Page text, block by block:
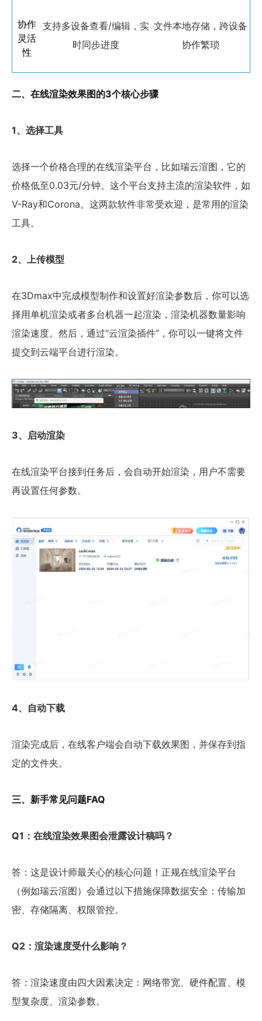
协作
灵活
性
支持多设备查看/编辑，实
时同步进度
文件本地存储，跨设备
协作繁琐
二、在线渲染效果图的3个核心步骤
1、选择工具
选择一个价格合理的在线渲染平台，比如瑞云渲图，它的
价格低至0.03元/分钟。这个平台支持主流的渲染软件，如
V-Ray和Corona。这两款软件非常受欢迎，是常用的渲染
工具。
2、上传模型
在3Dmax中完成模型制作和设置好渲染参数后，你可以选
择用单机渲染或者多台机器一起渲染，渲染机器数量影响
渲染速度。然后，通过“云渲染插件”，你可以一键将文件
提交到云端平台进行渲染。
3、启动渲染
在线渲染平台接到任务后，会自动开始渲染，用户不需要
再设置任何参数。
4、自动下载
渲染完成后，在线客户端会自动下载效果图，并保存到指
定的文件夹。
三、新手常见问题FAQ
Q1：在线渲染效果图会泄露设计稿吗？
答：这是设计师最关心的核心问题！正规在线渲染平台
（例如瑞云渲图）会通过以下措施保障数据安全：传输加
密、存储隔离、权限管控。
Q2：渲染速度受什么影响？
答：渲染速度由四大因素决定：网络带宽、硬件配置、模
型复杂度、渲染参数。